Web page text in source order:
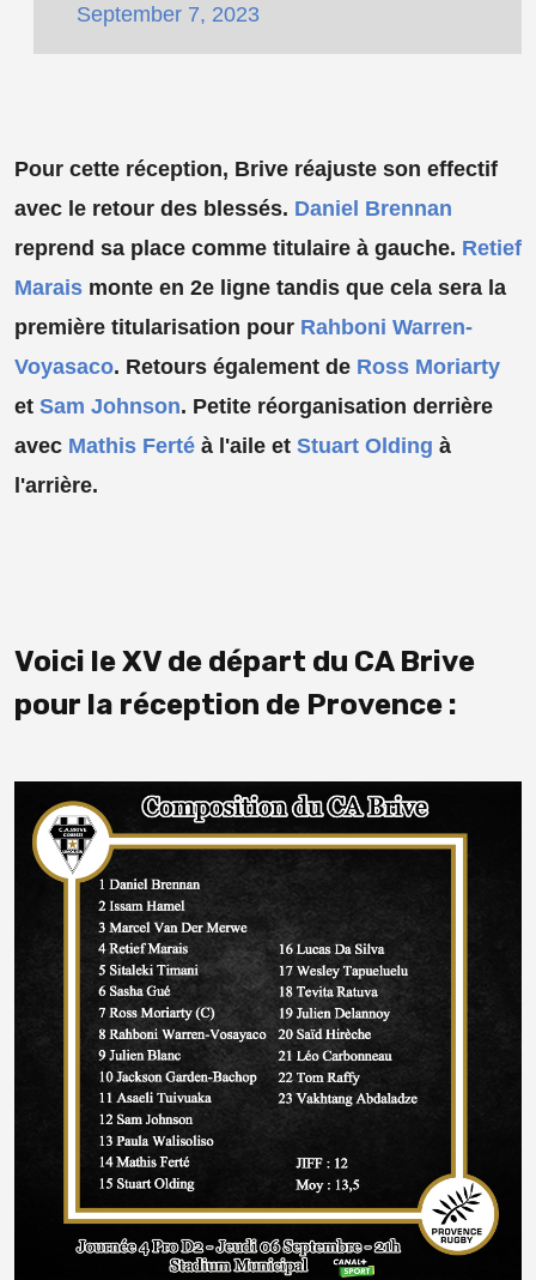
September 7, 2023
Pour cette réception, Brive réajuste son effectif
avec le retour des blessés. Daniel Brennan
reprend sa place comme titulaire à gauche. Retief
Marais monte en 2e ligne tandis que cela sera la
première titularisation pour Rahboni Warren-
Voyasaco. Retours également de Ross Moriarty
et Sam Johnson. Petite réorganisation derrière
avec Mathis Ferté à l'aile et Stuart Olding à
l'arrière.
Voici le XV de départ du CA Brive
pour la réception de Provence :